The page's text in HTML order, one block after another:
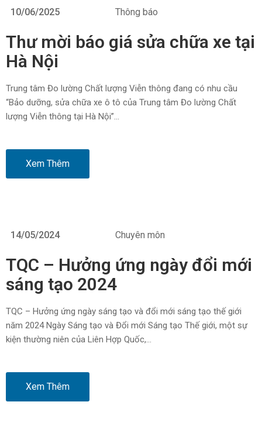
10/06/2025 Thông báo
Thư mời báo giá sửa chữa xe tại
Hà Nội
Trung tâm Đo lường Chất lượng Viễn thông đang có nhu cầu
“Bảo dưỡng, sửa chữa xe ô tô của Trung tâm Đo lường Chất
lượng Viễn thông tại Hà Nội”…
Xem Thêm
14/05/2024 Chuyên môn
TQC – Hưởng ứng ngày đổi mới
sáng tạo 2024
TQC – Hưởng ứng ngày sáng tạo và đổi mới sáng tạo thế giới
năm 2024 Ngày Sáng tạo và Đổi mới Sáng tạo Thế giới, một sự
kiện thường niên của Liên Hợp Quốc,…
Xem Thêm